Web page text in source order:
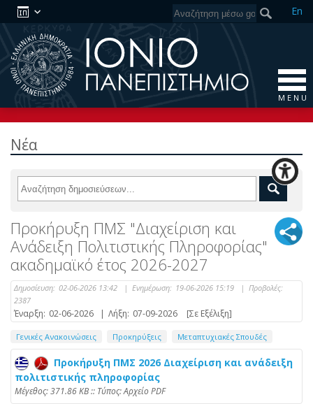
En
M E N U
Νέα
Προκήρυξη ΠΜΣ "Διαχείριση και
Ανάδειξη Πολιτιστικής Πληροφορίας"
ακαδημαϊκό έτος 2026-2027
Δημοσίευση: 02-06-2026 13:42 | Ενημέρωση: 19-06-2026 15:19 | Προβολές:
2387
Έναρξη: 02-06-2026 | Λήξη: 07-09-2026 [Σε Εξέλιξη]
Γενικές Ανακοινώσεις Προκηρύξεις Μεταπτυχιακές Σπουδές
Προκήρυξη ΠΜΣ 2026 Διαχείριση και ανάδειξη
πολιτιστικής πληροφορίας
Mέγεθος: 371.86 KB :: Τύπος: Αρχείο PDF